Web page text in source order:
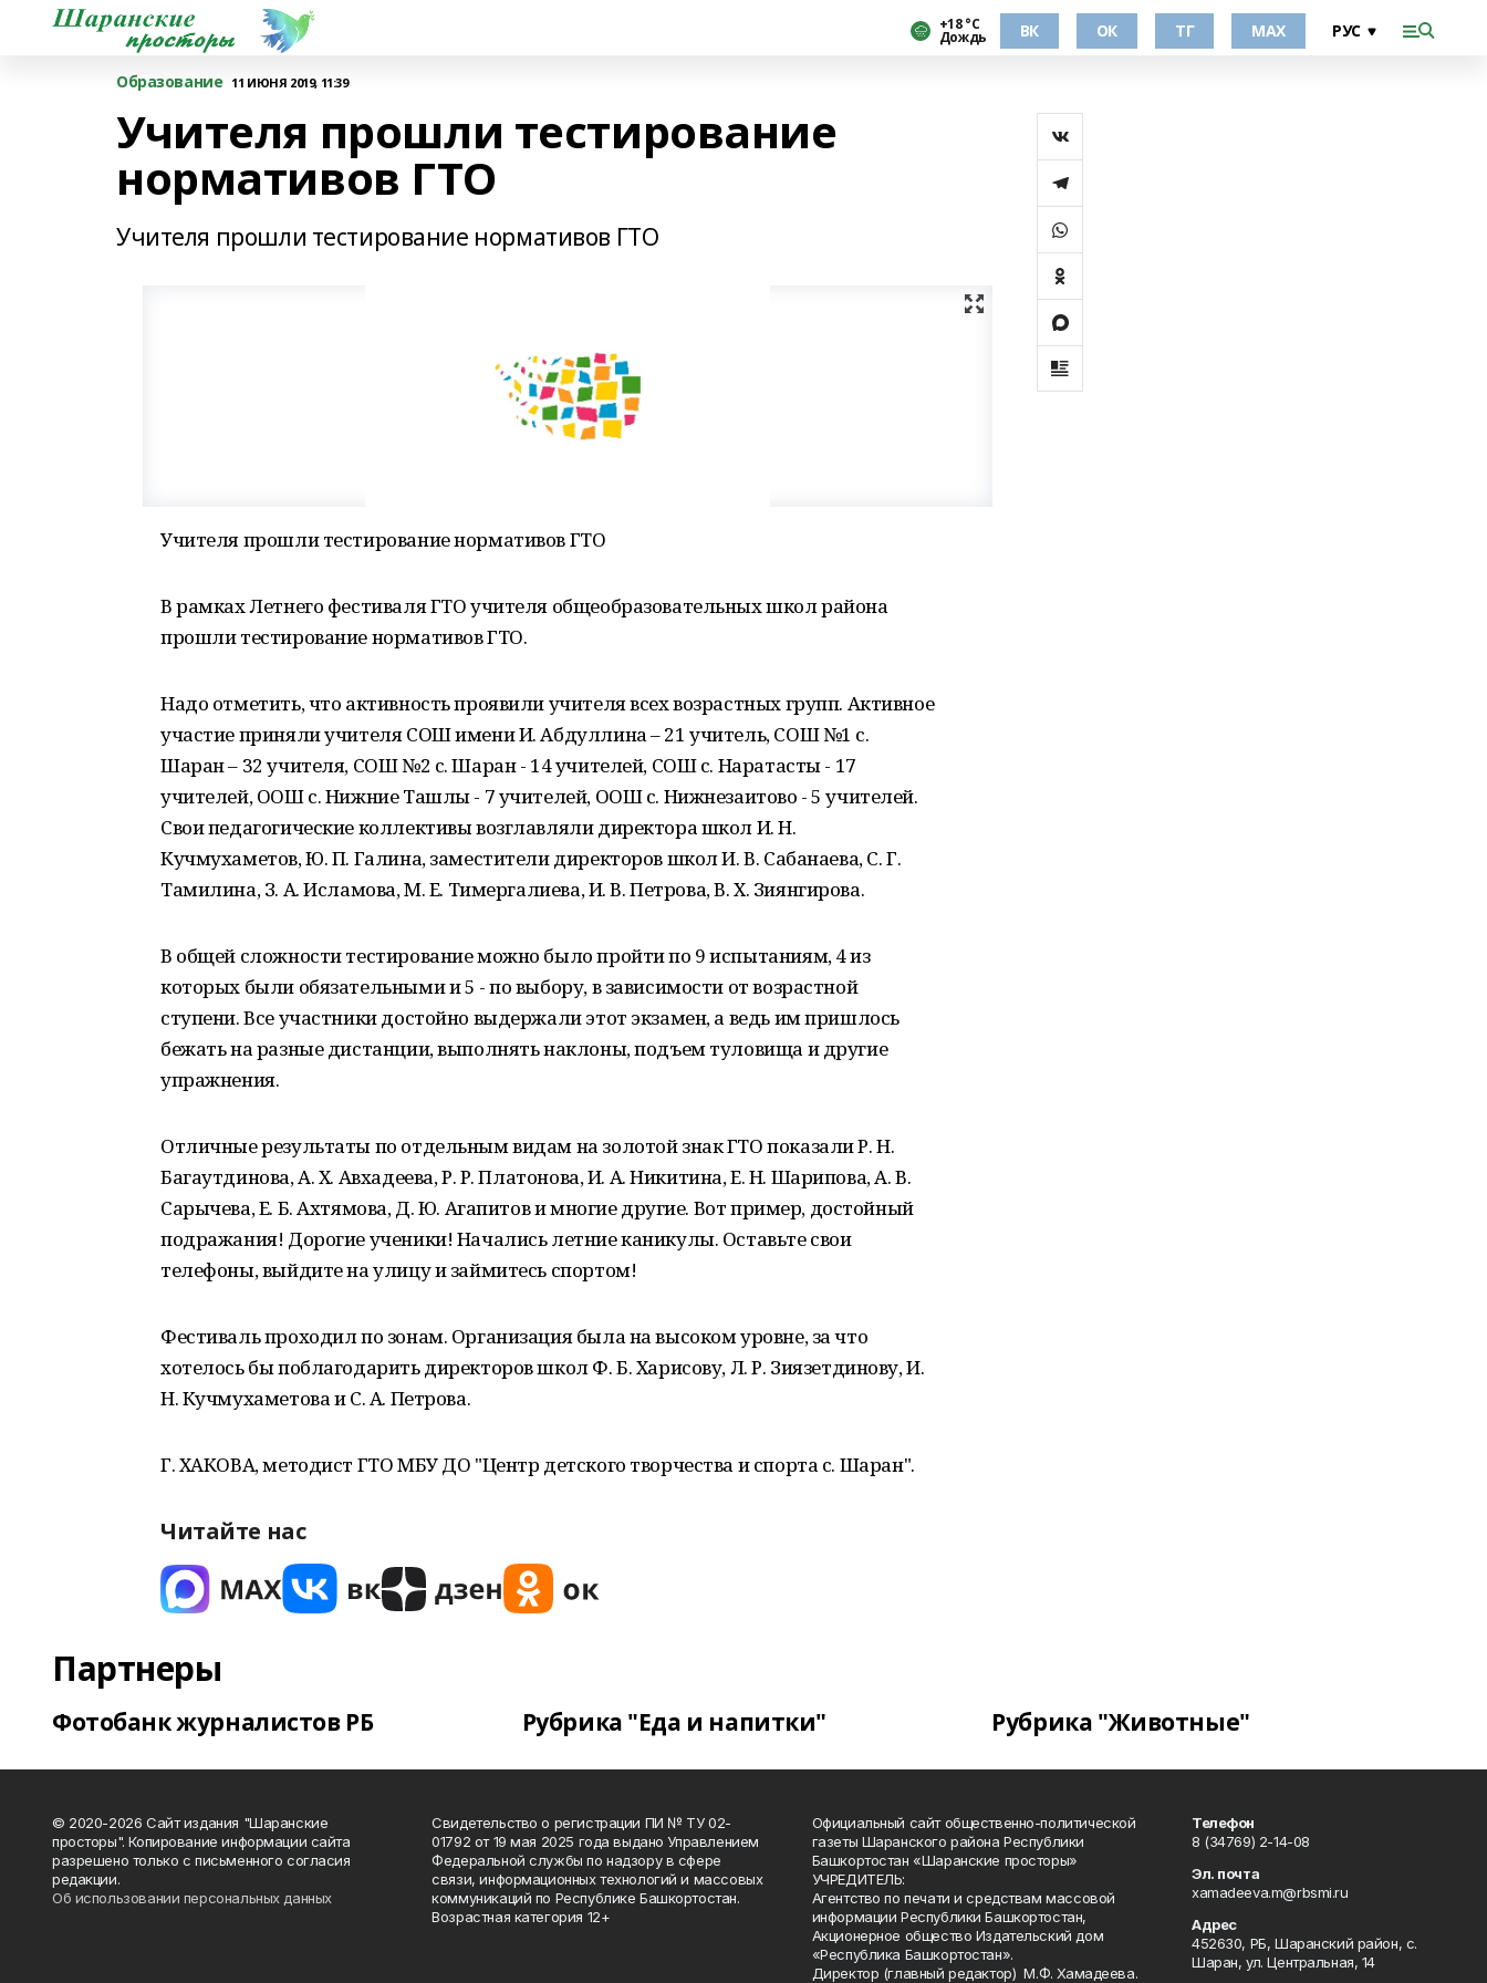
+18 °С
Дождь ВК ОК ТГ МАХ
Образование 11 ИЮНЯ 2019, 11:39
Учителя прошли тестирование
нормативов ГТО
Учителя прошли тестирование нормативов ГТО
Учителя прошли тестирование нормативов ГТО
В рамках Летнего фестиваля ГТО учителя общеобразовательных школ района
прошли тестирование нормативов ГТО.
Надо отметить, что активность проявили учителя всех возрастных групп. Активное
участие приняли учителя СОШ имени И. Абдуллина – 21 учитель, СОШ №1 с.
Шаран – 32 учителя, СОШ №2 с. Шаран - 14 учителей, СОШ с. Наратасты - 17
учителей, ООШ с. Нижние Ташлы - 7 учителей, ООШ с. Нижнезаитово - 5 учителей.
Свои педагогические коллективы возглавляли директора школ И. Н.
Кучмухаметов, Ю. П. Галина, заместители директоров школ И. В. Сабанаева, С. Г.
Тамилина, З. А. Исламова, М. Е. Тимергалиева, И. В. Петрова, В. Х. Зиянгирова.
В общей сложности тестирование можно было пройти по 9 испытаниям, 4 из
которых были обязательными и 5 - по выбору, в зависимости от возрастной
ступени. Все участники достойно выдержали этот экзамен, а ведь им пришлось
бежать на разные дистанции, выполнять наклоны, подъем туловища и другие
упражнения.
Отличные результаты по отдельным видам на золотой знак ГТО показали Р. Н.
Багаутдинова, А. Х. Авхадеева, Р. Р. Платонова, И. А. Никитина, Е. Н. Шарипова, А. В.
Сарычева, Е. Б. Ахтямова, Д. Ю. Агапитов и многие другие. Вот пример, достойный
подражания! Дорогие ученики! Начались летние каникулы. Оставьте свои
телефоны, выйдите на улицу и займитесь спортом!
Фестиваль проходил по зонам. Организация была на высоком уровне, за что
хотелось бы поблагодарить директоров школ Ф. Б. Харисову, Л. Р. Зиязетдинову, И.
Н. Кучмухаметова и С. А. Петрова.
Г. ХАКОВА, методист ГТО МБУ ДО "Центр детского творчества и спорта с. Шаран".
Читайте нас
Партнеры
Фотобанк журналистов РБ Рубрика "Еда и напитки" Рубрика "Животные"
© 2020-2026 Сайт издания "Шаранские
просторы". Копирование информации сайта
разрешено только с письменного согласия
редакции.
Об использовании персональных данных
Свидетельство о регистрации ПИ № ТУ 02-
01792 от 19 мая 2025 года выдано Управлением
Федеральной службы по надзору в сфере
связи, информационных технологий и массовых
коммуникаций по Республике Башкортостан.
Возрастная категория 12+
Официальный сайт общественно-политической
газеты Шаранского района Республики
Башкортостан «Шаранские просторы»
УЧРЕДИТЕЛЬ:
Агентство по печати и средствам массовой
информации Республики Башкортостан,
Акционерное общество Издательский дом
«Республика Башкортостан».
Директор (главный редактор) М.Ф. Хамадеева.
Телефон
8 (34769) 2-14-08
Эл. почта
xamadeeva.m@rbsmi.ru
Адрес
452630, РБ, Шаранский район, с.
Шаран, ул. Центральная, 14